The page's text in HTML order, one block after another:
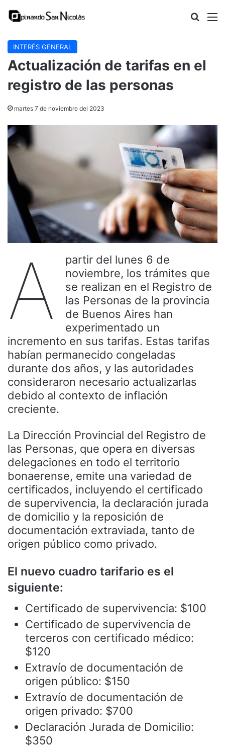
Buscar
INTERÉS GENERAL
Actualización de tarifas en el
registro de las personas
martes 7 de noviembre del 2023
A
partir del lunes 6 de
noviembre, los trámites que
se realizan en el Registro de
las Personas de la provincia
de Buenos Aires han
experimentado un
incremento en sus tarifas. Estas tarifas
habían permanecido congeladas
durante dos años, y las autoridades
consideraron necesario actualizarlas
debido al contexto de inflación
creciente.
La Dirección Provincial del Registro de
las Personas, que opera en diversas
delegaciones en todo el territorio
bonaerense, emite una variedad de
certificados, incluyendo el certificado
de supervivencia, la declaración jurada
de domicilio y la reposición de
documentación extraviada, tanto de
origen público como privado.
El nuevo cuadro tarifario es el
siguiente:
Certificado de supervivencia: $100
Certificado de supervivencia de
terceros con certificado médico:
$120
Extravío de documentación de
origen público: $150
Extravío de documentación de
origen privado: $700
Declaración Jurada de Domicilio:
$350